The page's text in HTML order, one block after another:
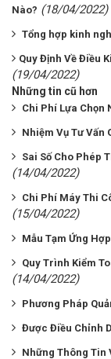
Nào? (18/04/2022)
Tổng hợp kinh
​​​​​​​Quy Định Về Điều
(19/04/2022)
Những tin cũ hơn
Chi Phí Lựa Chọn
Nhiệm Vụ Tư Vấn
Sai Số Cho Phép
(14/04/2022)
Chi Phí Máy Thi
(15/04/2022)
Mẫu Tạm Ứng
Quy Trình Kiểm
(14/04/2022)
Phương Pháp
Được Điều Chỉnh
Những Thông Tin